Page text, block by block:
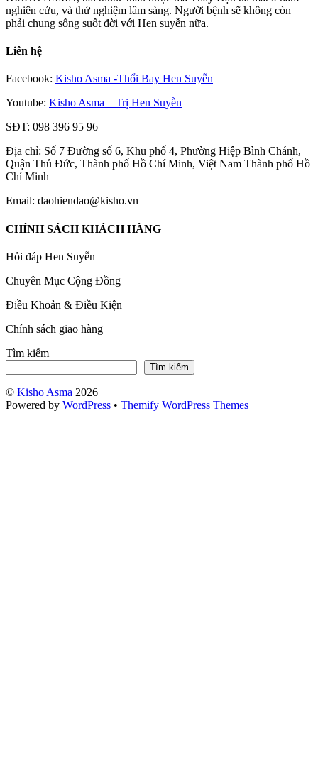
nghiên cứu, và thử nghiệm lâm sàng. Người bệnh sẽ không còn
phải chung sống suốt đời với Hen suyễn nữa.
Liên hệ
Facebook: Kisho Asma -Thổi Bay Hen Suyễn
Youtube: Kisho Asma – Trị Hen Suyễn
SĐT: 098 396 95 96
Địa chỉ: Số 7 Đường số 6, Khu phố 4, Phường Hiệp Bình Chánh,
Quận Thủ Đức, Thành phố Hồ Chí Minh, Việt Nam Thành phố Hồ
Chí Minh
Email: daohiendao@kisho.vn
CHÍNH SÁCH KHÁCH HÀNG
Hỏi đáp Hen Suyễn
Chuyên Mục Cộng Đồng
Điều Khoản & Điều Kiện
Chính sách giao hàng
Tìm kiếm
Tìm kiếm
© Kisho Asma 2026
Powered by WordPress • Themify WordPress Themes